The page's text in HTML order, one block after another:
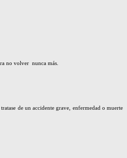
no volver nunca más.
de un accidente grave, enfermedad o muerte